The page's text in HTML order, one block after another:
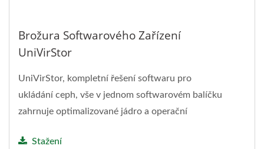
Brožura Softwarového Zařízení
UniVirStor
UniVirStor, kompletní řešení softwaru pro
ukládání ceph, vše v jednom softwarovém balíčku
zahrnuje optimalizované jádro a operační
Stažení